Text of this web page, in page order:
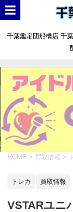
千葉鑑定団船橋店 千
HOME > 買取情報 >
トレカ 買取情報
VSTARユニ